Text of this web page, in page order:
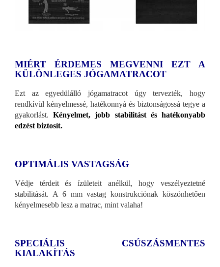
MIÉRT ÉRDEMES MEGVENNI EZT A
KÜLÖNLEGES JÓGAMATRACOT
Ezt az egyedülálló jógamatracot úgy tervezték, hogy
rendkívül kényelmessé, hatékonnyá és biztonságossá tegye a
gyakorlást.Kényelmet, jobb stabilitást és hatékonyabb
edzést biztosít.
OPTIMÁLIS VASTAGSÁG
Védje térdeit és ízületeit anélkül, hogy veszélyeztetné
stabilitását. A 6 mm vastag konstrukciónak köszönhetően
kényelmesebb lesz a matrac, mint valaha!
SPECIÁLIS CSÚSZÁSMENTES
KIALAKÍTÁS